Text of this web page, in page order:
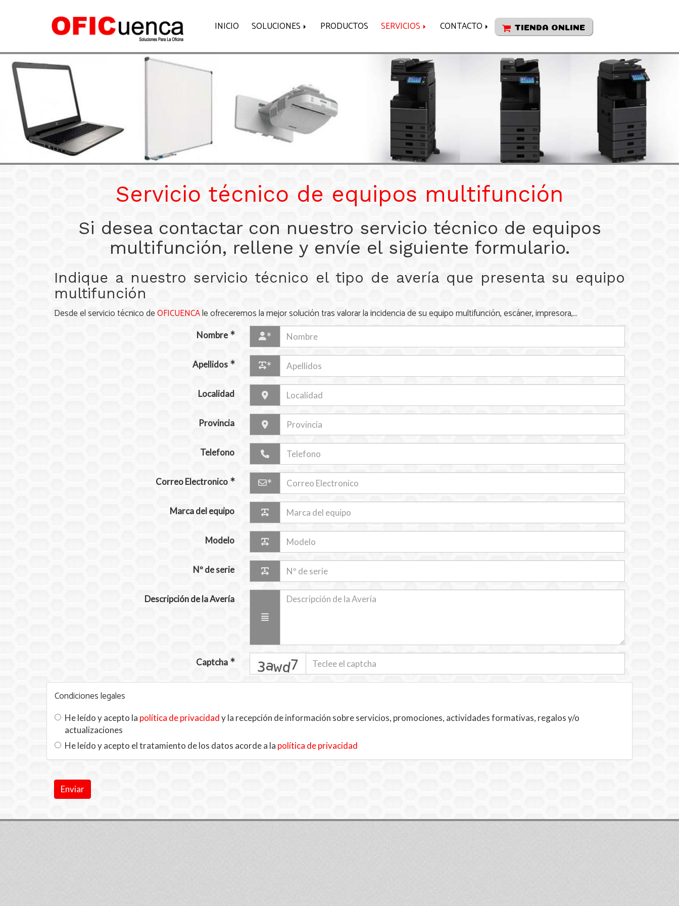
INICIO SOLUCIONES PRODUCTOS SERVICIOS CONTACTO TIENDA ONLINE
Servicio técnico de equipos multifunción
Si desea contactar con nuestro servicio técnico de equipos
multifunción, rellene y envíe el siguiente formulario.
Indique a nuestro servicio técnico el tipo de avería que presenta su equipo
multifunción
Desde el servicio técnico deOFICUENCAle ofreceremos la mejor solución tras valorar la incidencia de su equipo multifunción, escáner, impresora,...
Nombre
Apellidos
Localidad
Provincia
Telefono
Correo Electronico
Marca del equipo
Modelo
Nº de serie
Descripción de la Avería
Captcha captcha
Condiciones legales
He leído y acepto la política de privacidady la recepción de información sobre servicios, promociones, actividades formativas, regalos y/o
actualizaciones
He leído y acepto el tratamiento de los datos acorde a la política de privacidad
Enviar